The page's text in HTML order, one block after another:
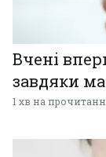
Вчені
завдяки
1 хв на